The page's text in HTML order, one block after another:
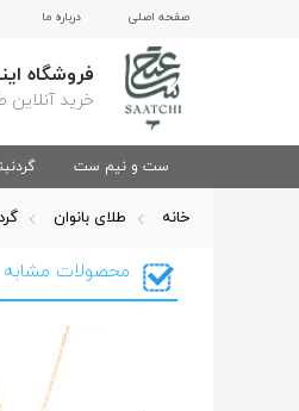
صفحه اصلی درباره ما
فروشگاه
خرید آنلاین
ست و نیم ست
خانه طلای بانوان
محصولات مشابه